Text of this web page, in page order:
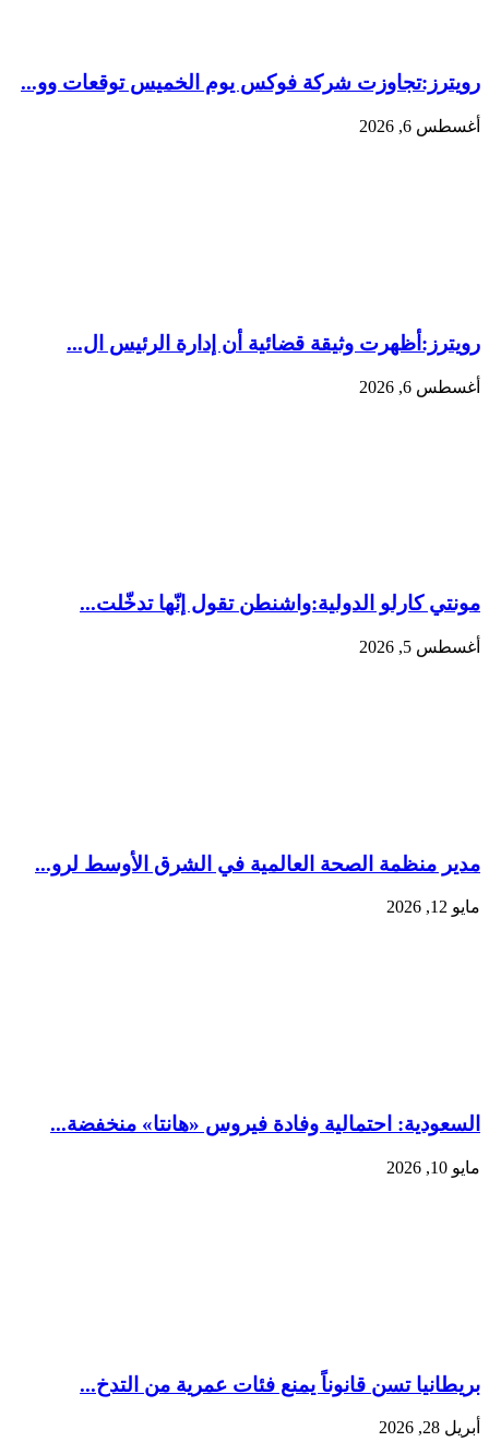
رويترز:‏تجاوزت شركة فوكس يوم الخميس توقعات وو...
أغسطس 6, 2026
رويترز:‏أظهرت وثيقة قضائية أن إدارة الرئيس ال...
أغسطس 6, 2026
مونتي كارلو الدولية:‏واشنطن تقول إنّها تدخّلت...
أغسطس 5, 2026
مدير منظمة الصحة العالمية في الشرق الأوسط لرو...
مايو 12, 2026
السعودية: احتمالية وفادة فيروس «هانتا» منخفضة...
مايو 10, 2026
بريطانيا تسن قانوناً يمنع فئات عمرية من التدخ...
أبريل 28, 2026